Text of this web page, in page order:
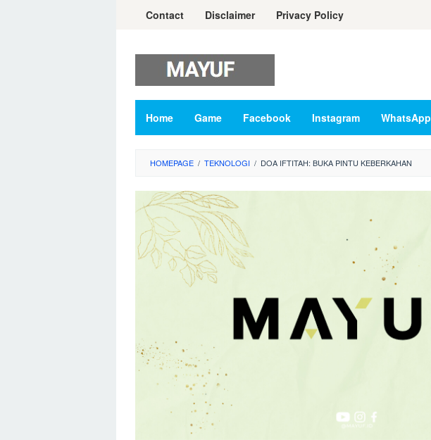
Contact Disclaimer Privacy Policy
Home Game Facebook Instagram WhatsApp
HOMEPAGE / TEKNOLOGI / DOA IFTITAH: BUKA PINTU KEBERKAHAN